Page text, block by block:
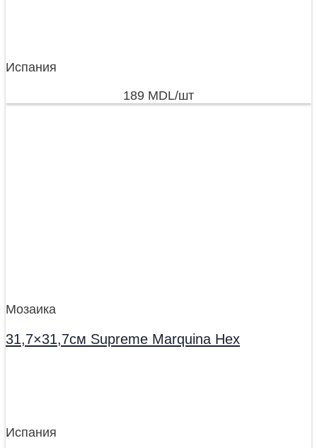
Испания
189 MDL/шт
Мозаика
31,7×31,7см Supreme Marquina Hex
Испания